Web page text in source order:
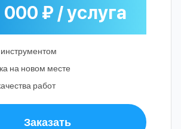
000 ₽ / услуга
на новом месте
работ
Заказать